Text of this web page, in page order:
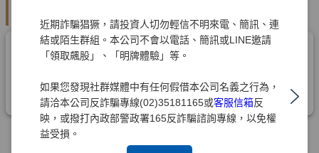
近期詐騙猖獗，請投資人切勿輕信不明來電、簡訊、連
結或陌生群組。本公司不會以電話、簡訊或LINE邀請
「領取飆股」、「明牌體驗」等。
如果您發現社群媒體中有任何假借本公司名義之行為，
請洽本公司反詐騙專線(02)35181165或客服信箱反
映，或撥打內政部警政署165反詐騙諮詢專線，以免權
益受損。